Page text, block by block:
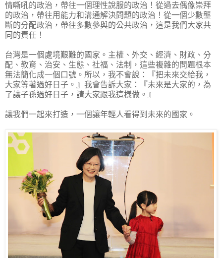
情嘶吼的政治，帶往一個理性說服的政治！從過去偶像崇拜
的政治，帶往用能力和溝通解決問題的政治！從一個少數壟
斷的分配政治，帶往多數參與的公共政治，這是我們大家共
同的責任！
台灣是一個處境艱難的國家。主權、外交、經濟、財政、分
配、教育、治安、生態、社福、法制，這些複雜的問題根本
無法簡化成一個口號。所以，我不會說：『把未來交給我，
大家等著過好日子。』我會告訴大家：『未來是大家的，為
了讓子孫過好日子，請大家跟我這樣做。』
讓我們一起來打造，一個讓年輕人看得到未來的國家。